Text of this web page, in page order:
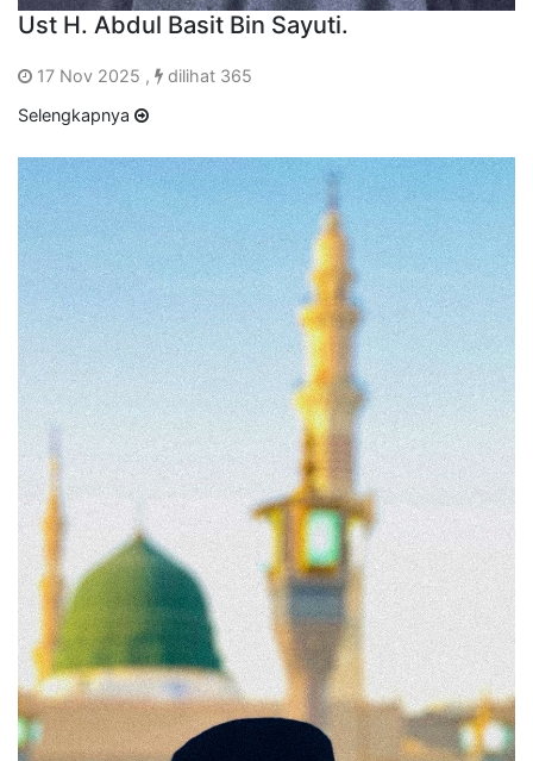
Ust H. Abdul Basit Bin Sayuti.
17 Nov 2025 ,
dilihat 365
Selengkapnya